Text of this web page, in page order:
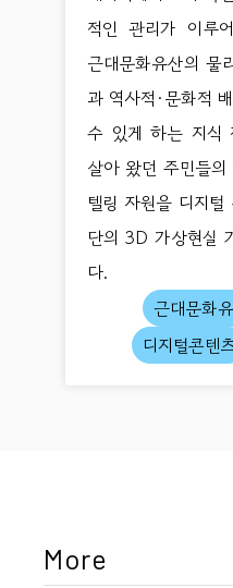
적인 관리가 이루
근대문화유산의 물
과 역사적·문화적
수 있게 하는 지식
살아 왔던 주민들의
텔링 자원을 디지털
단의 3D 가상현실
다.
근대문화
디지털콘텐
More